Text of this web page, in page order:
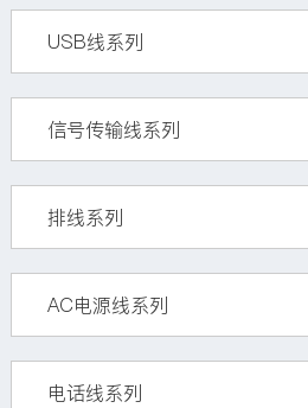
USB线系列
信号传输线系列
排线系列
AC电源线系列
电话线系列